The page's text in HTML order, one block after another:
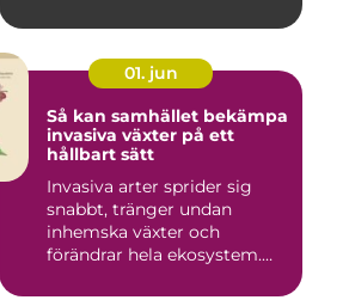
01. jun
Så kan samhället bekämpa
invasiva växter på ett
hållbart sätt
Invasiva arter sprider sig
snabbt, tränger undan
inhemska växter och
förändrar hela ekosystem.